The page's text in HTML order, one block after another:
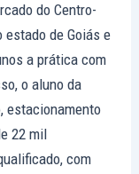
do Centro-
de Goiás e
a prática com
o aluno da
estacionamento
22 mil
com